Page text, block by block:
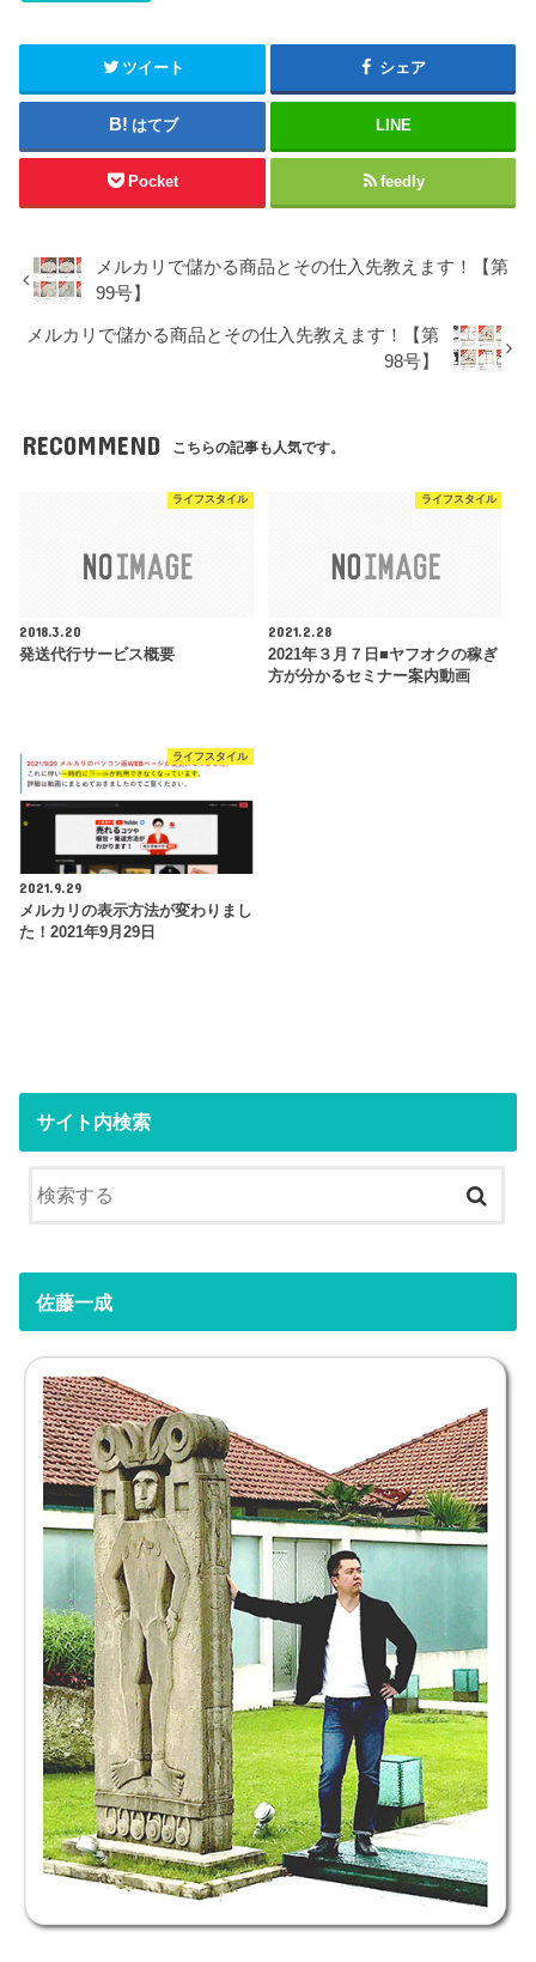
ツイート シェア
はてブ LINE
Pocket feedly
メルカリで儲かる商品とその仕入先教えます！【第
99号】
メルカリで儲かる商品とその仕入先教えます！【第
98号】
RECOMMEND こちらの記事も人気です。
ライフスタイル
2018.3.20
発送代行サービス概要
ライフスタイル
2021.2.28
2021年３月７日■ヤフオクの稼ぎ
方が分かるセミナー案内動画
ライフスタイル
2021.9.29
メルカリの表示方法が変わりまし
た！2021年9月29日
サイト内検索
佐藤一成